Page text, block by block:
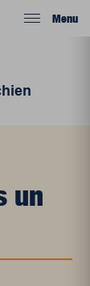
Menu
un